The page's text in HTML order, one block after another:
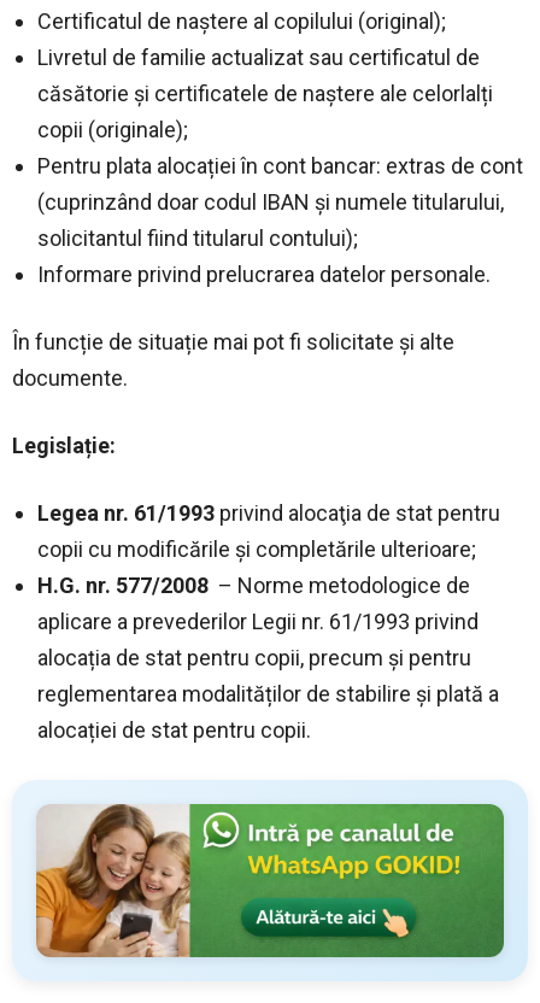
Certificatul de naștere al copilului (original);
Livretul de familie actualizat sau certificatul de
căsătorie și certificatele de naștere ale celorlalți
copii (originale);
Pentru plata alocației în cont bancar: extras de cont
(cuprinzând doar codul IBAN și numele titularului,
solicitantul fiind titularul contului);
Informare privind prelucrarea datelor personale.
În funcție de situație mai pot fi solicitate și alte
documente.
Legislație:
Legea nr. 61/1993 privind alocaţia de stat pentru
copii cu modificările și completările ulterioare;
H.G. nr. 577/2008 – Norme metodologice de
aplicare a prevederilor Legii nr. 61/1993 privind
alocația de stat pentru copii, precum și pentru
reglementarea modalităților de stabilire și plată a
alocației de stat pentru copii.